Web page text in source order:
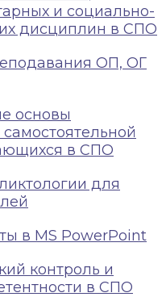
и социально-
дисциплин в СПО
ОП, ОГ
основы
в СПО
для
в MS PowerPoint
контроль и
в СПО